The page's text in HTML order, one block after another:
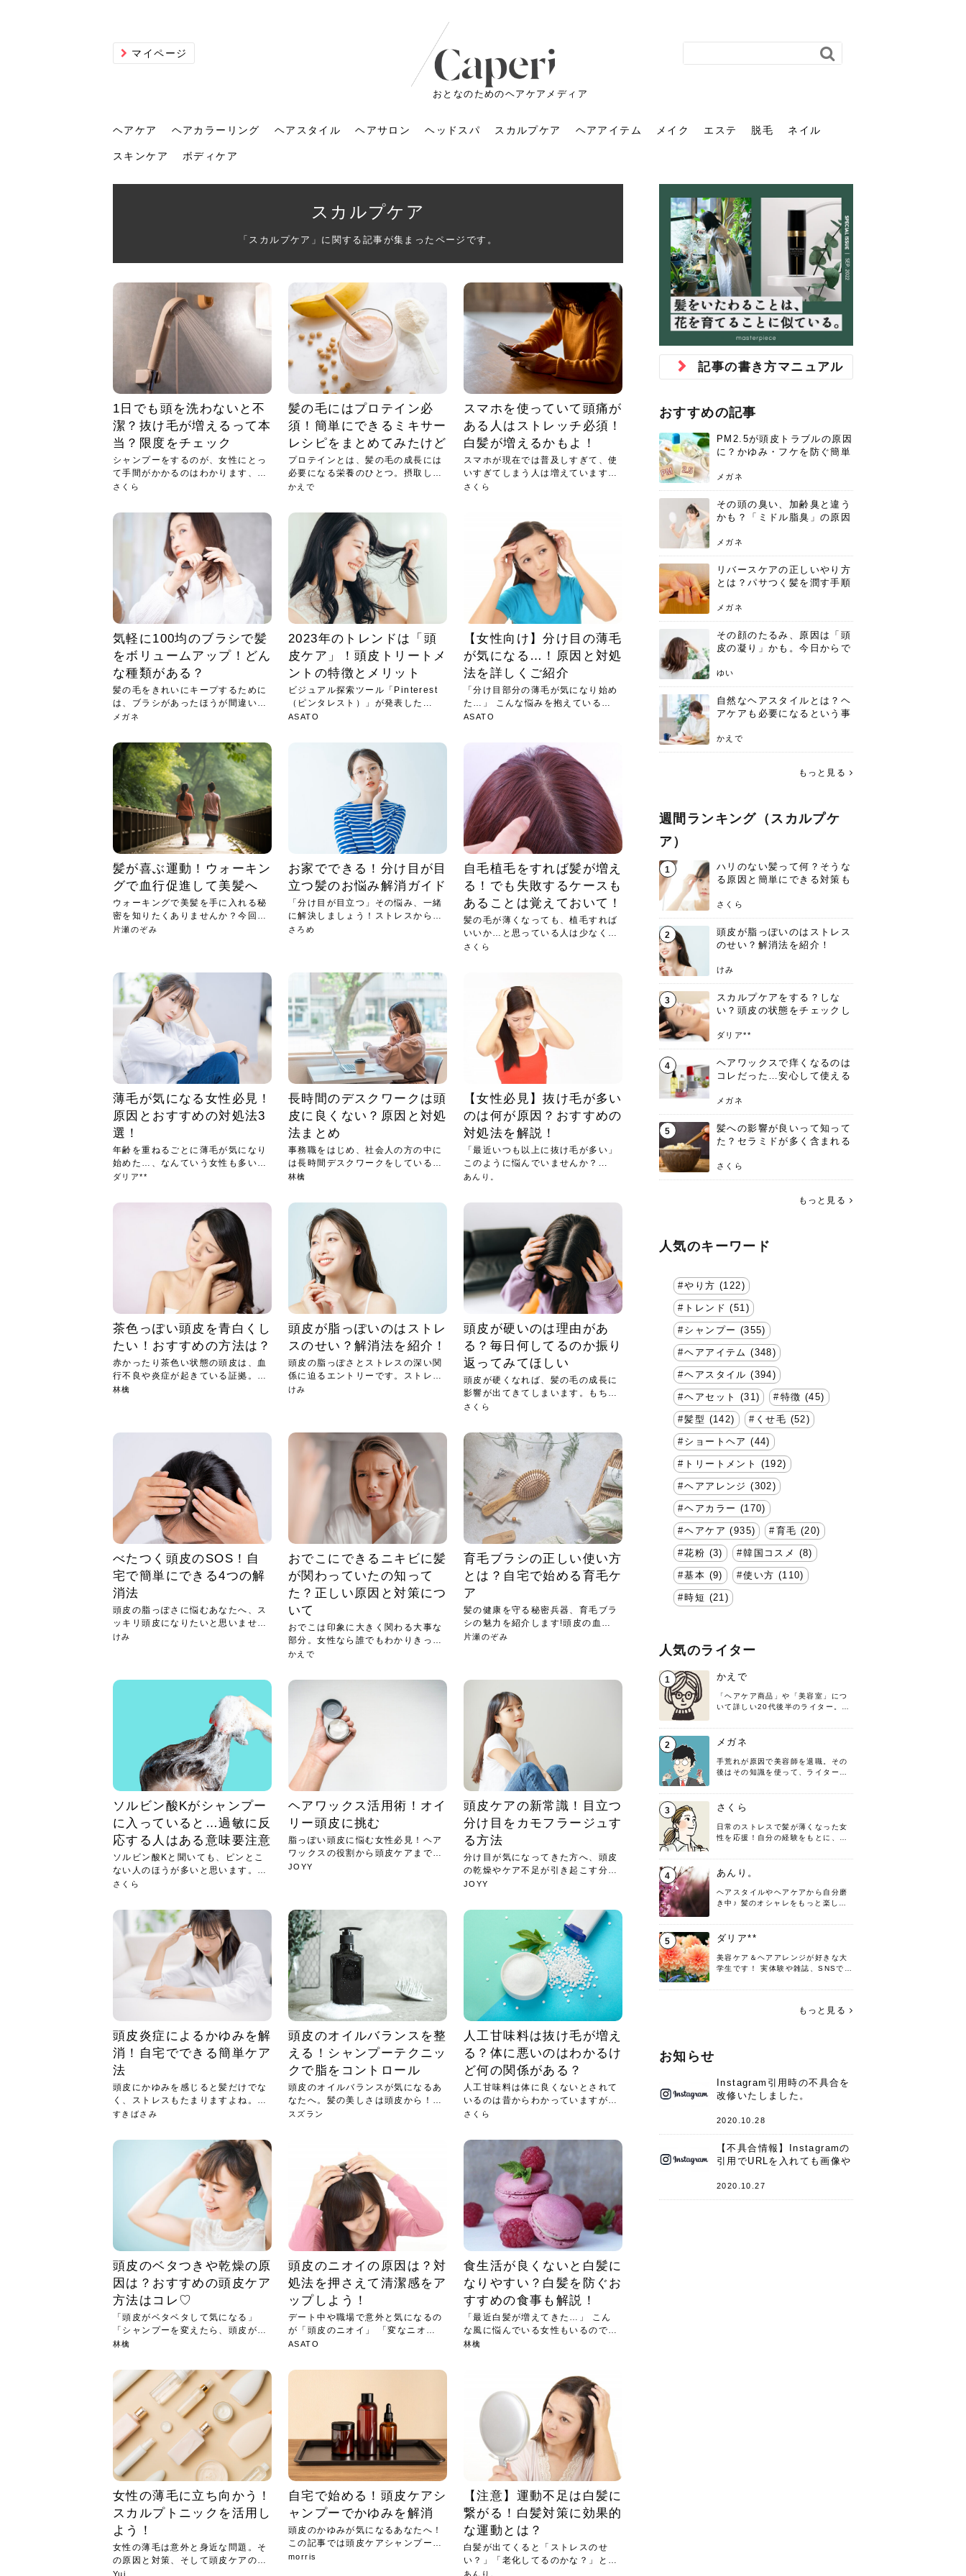
マイページ
おとなのためのヘアケアメディア
ヘアケア
トリートメントの付け方で
仕上がりが変わる｜効かな
い原因...
トリートメントの付け方で仕上がりは
大きく変わります。今回は、毛先中心
の塗り...
メガネ
朝の5分が変わる！寝癖がつ
かない予防方法と時短寝癖
直し...
新生活シーズン、朝の身支度を少しで
も短くしたい人は多いはず。じつは寝
癖は、...
かえで
花粉で髪がパサパサするの
はなぜ？原因と落とし方・
防ぎ方を紹介
広がる、手触りが悪いと感じた経験は
もっと見る
ヘアカラーリング
髪のくすみが気になる人
へ！2026春トレンドの明る
めく...
2026春のトレンドカラーは明るめのく
すみカラーです。ただし、髪がすでに
さくら
ツヤと透明感で垢抜ける！
自然なヘアカラーで作る
「きれい...
職場で浮かない落ち着いたトーンにし
たいけれど、どこか垢抜けた印象にし
たいと...
さくら
肌に合う髪色、どう見つけ
る？「イエベ」「ブルベ」
診断と...
らったのに、家に帰って鏡を見たら、
もっと見る
ヘアスタイル
2026年のショートウルフ最
新トレンドとは？ナチュラ
ル...
2026年のショートウルフは、ナチュラ
ルでエアリーな仕上がりが今っぽい正
かえで
ルーズウェーブとは？2026
年の注目スタイルと長さ別
の...
2026年はレイヤーカットを使った髪型
のトレンドと重なり、ルーズウェーブ
ヘ...
かえで
40代のパーマがダレる原因
とは？自宅でできる復活術
と長...
ールがダレてしまったと感じている方
もっと見る
ヘアサロン
美容室に行くのが恥ずかし
い？髪質の変化に気づいた
時こそ...
しばらく美容室に行けていないし、そ
ろそろ髪型を変えて気分転換したいと
思って...
メガネ
お気に入りのお店が倒産し
た後の美容室の探し方！失
敗しに...
美容室を倒産する数が増えているとい
うニュースがありました。もともと美
容室の...
かえで
前髪を薄くするための美容
院の頼み方とは？失敗しな
いため...
だと思っている人は、前髪を早く変え
もっと見る
ヘッドスパ
ヘッドスパの落とし穴！知
らないと損する真実
ヘッドスパは、頭皮の汚れを落として
血行を促進し、リラックス効果や美髪
効果が...
さろめ
頭皮を刺激してお顔のリフ
トアップ♪毎日こつこつカン
タン小顔☆
毎日のちょっとした習慣で小顔は作れ
る！頭のこりをほぐしてフェイスライ
ンのリ...
chicca
ヘッドスパで頭皮をケアし
よう！ヘッドスパの効果と
おすすめの人
アもせずに放っておくとダメージが蓄
もっと見る
スカルプケア
髪を育てるには？毎日の洗
い方と生活習慣を見直す基
本ケア
髪をきれいに育てるには高価なアイテ
ムを増やす前に、洗い方や乾かし方、
頭皮の...
さくら
頭皮マッサージで目がぱっ
ちりする理由は？具体的な
やり方...
目元の印象を左右するのは目そのもの
ではなく、頭皮の状態かもしれませ
ん。以下...
メガネ
ストレスで髪の毛はどう変
わる？抜け毛・パサつきの
原因と...
や、抜け毛が増えたと悩んでいる方
は、スト...
もっと見る
ヘアアイテム
発酵エキスシャンプーって
何がいいの？無印良品など
のシャ...
スキンケアで人気の発酵成分が、シャ
ンプーにも広がっています。無印良品
などの...
さくら
アイロンが苦手でも大丈
夫！ブラッシング感覚で使
えるヘア...
ヘアアイロンを使うのが苦手、火傷が
怖いと感じている方はいないでしょう
か？そ...
さくら
40代の髪を悩みに最適！韓
国発「ダリーフ」でヘアセ
ット...
思っていないでしょうか？ダリーフの
もっと見る
メイク
ミニマリストのメイク術｜
少ないアイテムで「自分ら
しい美...
「たくさんのコスメを持っているの
に、実際に使っているのはいつも同じ
ものばか...
あおい
V3ファンデーションは危な
い？針の仕組み・全4種比
較・...
メイクをしている時間も、スキンケア
の時間に変えるという発想から生まれ
たのが...
あかり
「おしゃれ」と「身だしな
み」は違う。相手に信頼感
を与え...
識するのが「身だしなみ」です。特に
もっと見る
エステ
針で小顔を目指す！美容鍼
の効果と後悔しない選び方
のポイント
フェイスラインをすっきりさせたいと
いうお悩みを抱えている方はいないで
しょう...
あかり
リンパマッサージと経絡マ
ッサージの違いとは？効果
と、自...
サロンのメニューを見ていると、「リ
ンパマッサージ」の他に「経絡マッサ
ージ」...
あかり
エステの勧誘が怖い人へ。
断ることは悪くない。自分
を守る...
験エステに行ってみたいけど、『押し
もっと見る
脱毛
化粧ノリが変わる「顔脱
毛」。4つのメリットと、始
める前...
顔の産毛をカミソリで剃って、毛抜き
で抜くなど、日々の自己処理を手間に
感じて...
あおい
子供の脱毛、日焼け肌はN
G？親子で学ぶ、安心・安全
なエ...
「ムダ毛が気になる」とお子さんが悩
んでいる姿を見て、エステ脱毛を検討
し始め...
あおい
「今さら」なんて言わせな
い。40代のVIO・顔脱毛、
賢...
とが気になり始めたけど、「今から脱
もっと見る
ネイル
2026年運気アップネイルガ
イドを公開！幸運を呼ぶ色
と...
最近、なんとなく運気が停滞している
気がすると悩んでいないでしょうか？
じつは...
あおい
そのネイル、本当に似合っ
てる？指先をきれいに見え
るのは...
SNSや雑誌で見かけた素敵なネイルデ
ザインを、いざ自分の爪に試してみた
ら、...
さな
オフィスネイルでも「キラ
キラ」はOK？派手に見えな
い上...
を見て、気分が上がるという心ときめ
もっと見る
スキンケア
急に小じわが増えた？原因
と種類の見分け方＆自宅で
できる...
ふと鏡を見て、急に小じわが増えたと
落ち込んでいないでしょうか？じつは
その原...
あおい
ルルルン ハイドラのどれが
良い？その違いは？PDRN
ルルルン ハイドラシリーズを使いたい
けれど、種類が多くてどれを選べばい
いか...
さな
ジュベルック スキンの効果
とは？毛穴・ニキビ跡への
変化...
ニキビ跡の凸凹をどうにかしたいと、
ゆい
もっと見る
ボディケア
人の手ならではの痩身効
果。オールハンドエステの
魅力と、...
痩身エステと一言で言っても、最新の
機器を使ったものから、昔ながらの手
技によ...
あかり
その医療ダイエット、後悔
しませんか？失敗する人の
共通点...
医師の管理のもと、科学的根拠に基づ
いて行う「医療ダイエット」は、自己
流のダ...
さな
本気の痩身と体質改善に。
アーユルヴェーダに基づく
「イン...
自己流のダイエットではなかなか落ち
さな
もっと見る
スカルプケア
「スカルプケア」に関する記事が集まったページです。
1日でも頭を洗わないと不
潔？抜け毛が増えるって本
当？限度をチェック
シャンプーをするのが、女性にとっ
て手間がかかるのはわかります、髪
の毛...
さくら
髪の毛にはプロテイン必
須！簡単にできるミキサー
レシピをまとめてみたけど
プロテインとは、髪の毛の成長には
必要になる栄養のひとつ。摂取しな
いと...
かえで
スマホを使っていて頭痛が
ある人はストレッチ必須！
白髪が増えるかもよ！
スマホが現在では普及しすぎて、使
いすぎてしまう人は増えています。
じつ...
さくら
気軽に100均のブラシで髪
をボリュームアップ！どん
な種類がある？
髪の毛をきれいにキープするために
は、ブラシがあったほうが間違いあ
りま...
メガネ
2023年のトレンドは「頭
皮ケア」！頭皮トリートメ
ントの特徴とメリット
ビジュアル探索ツール「Pinterest
（ピンタレスト）」が発表した...
ASATO
【女性向け】分け目の薄毛
が気になる…！原因と対処
法を詳しくご紹介
「分け目部分の薄毛が気になり始め
た…」 こんな悩みを抱えている女
性...
ASATO
髪が喜ぶ運動！ウォーキン
グで血行促進して美髪へ
ウォーキングで美髪を手に入れる秘
密を知りたくありませんか？今回
は、ウ...
片瀬のぞみ
お家でできる！分け目が目
立つ髪のお悩み解消ガイド
「分け目が目立つ」その悩み、一緒
に解決しましょう！ストレスからヘ
アダ...
さろめ
自毛植毛をすれば髪が増え
る！でも失敗するケースも
あることは覚えておいて！
髪の毛が薄くなっても、植毛すれば
いいか…と思っている人は少なくな
いと...
さくら
薄毛が気になる女性必見！
原因とおすすめの対処法3
選！
年齢を重ねるごとに薄毛が気になり
始めた…、なんていう女性も多いの
では...
ダリア**
長時間のデスクワークは頭
皮に良くない？原因と対処
法まとめ
事務職をはじめ、社会人の方の中に
は長時間デスクワークをしている方
も多...
林檎
【女性必見】抜け毛が多い
のは何が原因？おすすめの
対処法を解説！
「最近いつも以上に抜け毛が多い」
このように悩んでいませんか？...
あんり。
茶色っぽい頭皮を青白くし
たい！おすすめの方法は？
赤かったり茶色い状態の頭皮は、血
行不良や炎症が起きている証拠。
頭...
林檎
頭皮が脂っぽいのはストレ
スのせい？解消法を紹介！
頭皮の脂っぽさとストレスの深い関
係に迫るエントリーです。ストレス
が体...
けみ
頭皮が硬いのは理由があ
る？毎日何してるのか振り
返ってみてほしい
頭皮が硬くなれば、髪の毛の成長に
影響が出てきてしまいます。もちろ
ん全...
さくら
べたつく頭皮のSOS！自
宅で簡単にできる4つの解
消法
頭皮の脂っぽさに悩むあなたへ、ス
ッキリ頭皮になりたいと思いません
か？...
けみ
おでこにできるニキビに髪
が関わっていたの知って
た？正しい原因と対策につ
いて
おでこは印象に大きく関わる大事な
部分。女性なら誰でもわかりきって
いま...
かえで
育毛ブラシの正しい使い方
とは？自宅で始める育毛ケ
ア
髪の健康を守る秘密兵器、育毛ブラ
シの魅力を紹介します!頭皮の血行
を促...
片瀬のぞみ
ソルビン酸Kがシャンプー
に入っていると…過敏に反
応する人はある意味要注意
ソルビン酸Kと聞いても、ピンとこ
ない人のほうが多いと思います。そ
れも...
さくら
ヘアワックス活用術！オイ
リー頭皮に挑む
脂っぽい頭皮に悩む女性必見！ヘア
ワックスの役割から頭皮ケアまで、
頭皮...
JOYY
頭皮ケアの新常識！目立つ
分け目をカモフラージュす
る方法
分け目が気になってきた方へ、頭皮
の乾燥やケア不足が引き起こす分け
目の...
JOYY
頭皮炎症によるかゆみを解
消！自宅でできる簡単ケア
法
頭皮にかゆみを感じると髪だけでな
く、ストレスもたまりますよね。。
頭皮...
すきばさみ
頭皮のオイルバランスを整
える！シャンプーテクニッ
クで脂をコントロール
頭皮のオイルバランスが気になるあ
なたへ。髪の美しさは頭皮から！オ
イリ...
スズラン
人工甘味料は抜け毛が増え
る？体に悪いのはわかるけ
ど何の関係がある？
人工甘味料は体に良くないとされて
いるのは昔からわかっていますが、
じつ...
さくら
頭皮のベタつきや乾燥の原
因は？おすすめの頭皮ケア
方法はコレ♡
「頭皮がベタベタして気になる」
「シャンプーを変えたら、頭皮が乾
燥...
林檎
頭皮のニオイの原因は？対
処法を押さえて清潔感をア
ップしよう！
デート中や職場で意外と気になるの
が「頭皮のニオイ」 「変なニオイ
し...
ASATO
食生活が良くないと白髪に
なりやすい？白髪を防ぐお
すすめの食事も解説！
「最近白髪が増えてきた…」 こん
な風に悩んでいる女性もいるのでは
な...
林檎
女性の薄毛に立ち向かう！
スカルプトニックを活用し
よう！
女性の薄毛は意外と身近な問題。そ
の原因と対策、そして頭皮ケアのア
イテ...
Yui
自宅で始める！頭皮ケアシ
ャンプーでかゆみを解消
頭皮のかゆみが気になるあなたへ！
この記事では頭皮ケアシャンプーの
効果...
morris
【注意】運動不足は白髪に
繋がる！白髪対策に効果的
な運動とは？
白髪が出てくると「ストレスのせ
い？」「老化してるのかな？」とつ
い...
あんり。
記事の書き方マニュアル
おすすめの記事
PM2.5が頭皮トラブルの原因
に？かゆみ・フケを防ぐ簡単
メガネ
その頭の臭い、加齢臭と違う
かも？「ミドル脂臭」の原因
術
メガネ
リバースケアの正しいやり方
とは？パサつく髪を潤す手順
メガネ
その顔のたるみ、原因は「頭
皮の凝り」かも。今日からで
サージ
ゆい
自然なヘアスタイルとは？ヘ
アケアも必要になるという事
かえで
もっと見る
週間ランキング（スカルプケ
ア）
1
ハリのない髪って何？そうな
る原因と簡単にできる対策も
さくら
2
頭皮が脂っぽいのはストレス
のせい？解消法を紹介！
けみ
3
スカルプケアをする？しな
い？頭皮の状態をチェックし
ダリア**
4
ヘアワックスで痒くなるのは
コレだった…安心して使える
メガネ
5
髪への影響が良いって知って
た？セラミドが多く含まれる
さくら
もっと見る
人気のキーワード
やり方 (122)
トレンド (51)
シャンプー (355)
ヘアアイテム (348)
ヘアスタイル (394)
ヘアセット (31) 特徴 (45)
髪型 (142) くせ毛 (52)
ショートヘア (44)
トリートメント (192)
ヘアアレンジ (302)
ヘアカラー (170)
ヘアケア (935) 育毛 (20)
花粉 (3) 韓国コスメ (8)
基本 (9) 使い方 (110)
時短 (21)
人気のライター
1 かえで
「ヘアケア商品」や「美容室」につ
いて詳しい20代後半のライター。楽
す！
2 メガネ
手荒れが原因で美容師を退職。その
後はその知識を使って、ライターと
髪の知識をわかりやすく紹介しま
す！
3 さくら
日常のストレスで髪が薄くなった女
性を応援！自分の経験をもとに、執
4 あんり。
ヘアスタイルやヘアケアから自分磨
き中♪ 髪のオシャレをもっと楽しめ
♡ 役立つ情報をお届けできるように
頑張ります！よろしくお願いしま
5 ダリア**
美容ケア＆ヘアアレンジが好きな大
学生です！ 実体験や雑誌、SNSで知
す。 これからよろしくお願いします
もっと見る
お知らせ
Instagram引用時の不具合を
改修いたしました。
2020.10.28
【不具合情報】Instagramの
引用でURLを入れても画像や
件
2020.10.27